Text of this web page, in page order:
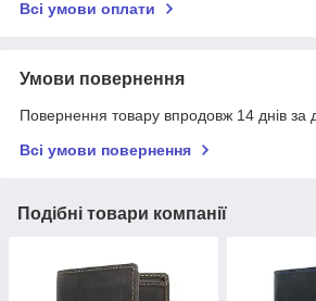
Всі умови оплати
Умови повернення
Повернення товару впродовж 14 днів за
Всі умови повернення
Подібні товари компанії